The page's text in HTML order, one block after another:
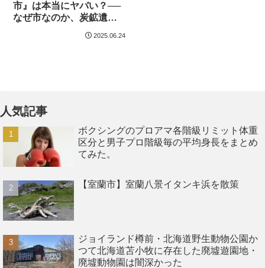
市』は本当にヤバい？──
なぜ市なのか、炭鉱遺産
2025.06.24
人気記事
ボクシングのプロアマ各階級リミット体重
区分と男子プロ階級毎の平均身長をまとめ
てみた。
【室蘭市】室蘭八景イタンキ浜を散策
ジョイランド樽前・北海道野生動物公園か
つて北海道苫小牧に存在した廃墟遊園地・
廃墟動物園は闇深かった